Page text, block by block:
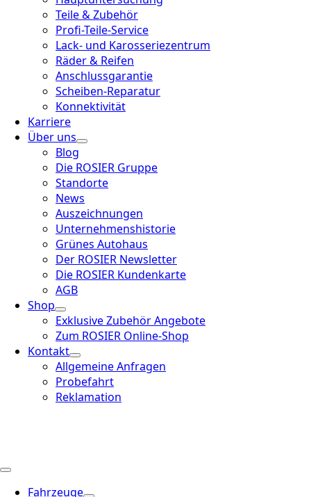
Teile & Zubehör
Profi-Teile-Service
Lack- und Karosseriezentrum
Räder & Reifen
Anschlussgarantie
Scheiben-Reparatur
Konnektivität
Karriere
Über uns
Blog
Die ROSIER Gruppe
Standorte
News
Auszeichnungen
Unternehmenshistorie
Grünes Autohaus
Der ROSIER Newsletter
Die ROSIER Kundenkarte
AGB
Shop
Exklusive Zubehör Angebote
Zum ROSIER Online-Shop
Kontakt
Allgemeine Anfragen
Probefahrt
Reklamation
Fahrzeuge